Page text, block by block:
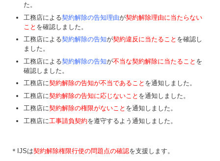
た。
工務店による契約解除の告知理由が契約解除理由に当たらない
こと を確認しました。
工務店による契約解除の告知が契約違反に当たること を確認し
ました。
工務店による契約解除の告知が不当な契約解除に当たること を
確認しました。
工務店に契約解除の告知が不当であること を通知しました。
工務店に契約解除の告知に応じないこと を通知しました。
工務店に契約解除の権限がないこと を通知しました。
工務店に 工事請負契約を遵守するよう通知しました。
＊IJSは契約解除権限行使の問題点の確認を支援します。